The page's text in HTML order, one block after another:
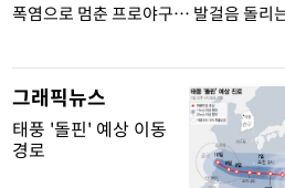
폭염으로 멈춘 프로야구… 발걸음 돌리
그래픽뉴스
태풍 '돌핀' 예상 이동
경로